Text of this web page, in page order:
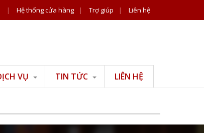
| Hệ thống cửa hàng | Trợ giúp | Liên hệ
vấn phong thuỷ
vấn thiết kế thi
VỤ
Tiện ích
TIN TỨC LIÊN HỆ